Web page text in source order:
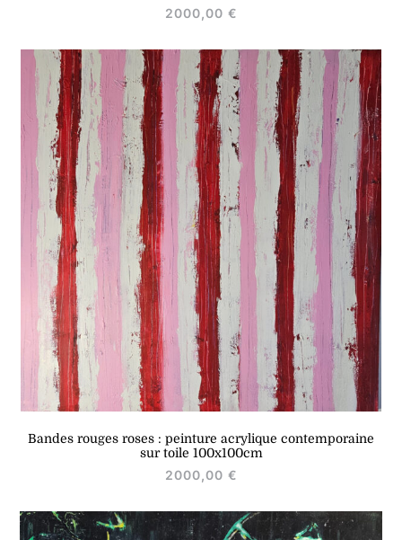
2000,00 €
Bandes rouges roses : peinture acrylique contemporaine
sur toile 100x100cm
2000,00 €